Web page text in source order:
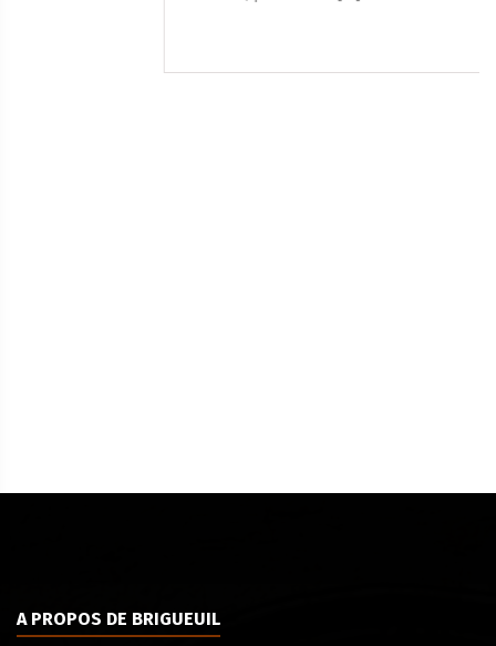
A PROPOS DE BRIGUEUIL